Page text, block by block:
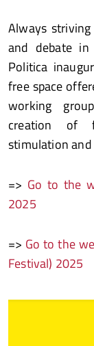
Always
and debate
Politica
free space
working
creation of
stimulation
=> Go to the
2025
=> Go to the
Festival) 2025